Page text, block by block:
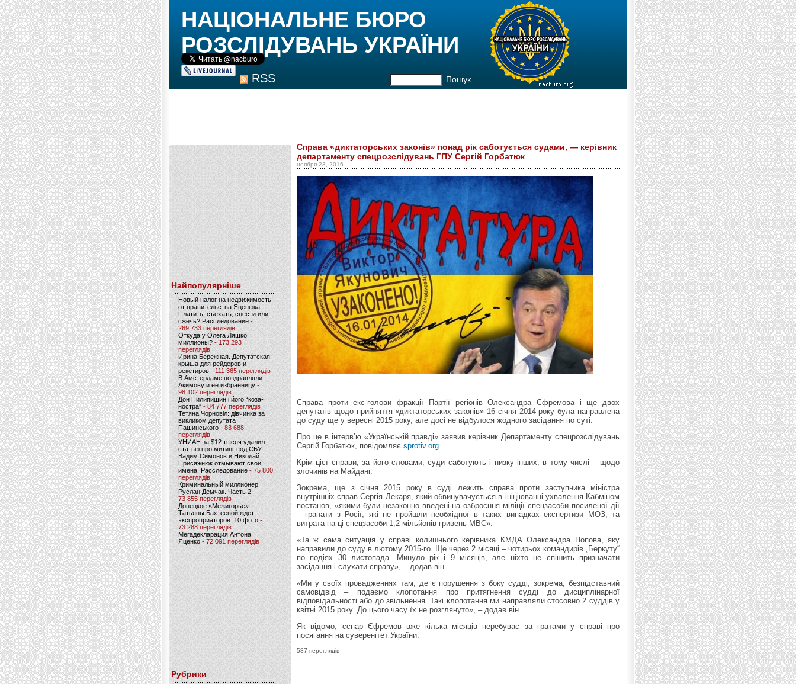
RSS Пошук
НАЦІОНАЛЬНЕ БЮРО
РОЗСЛІДУВАНЬ УКРАЇНИ
Найпопулярніше
Новый налог на недвижимость
от правительства Яценюка.
Платить, съехать, снести или
сжечь? Расследование-
269 733 переглядів
Откуда у Олега Ляшко
миллионы? - 173 293
переглядів
Ирина Бережная. Депутатская
крыша для рейдеров и
рекетиров - 111 365 переглядів
В Амстердаме поздравляли
Акимову и ее избранницу -
98 102 переглядів
Дон Пилипишин і його “коза-
ностра” - 84 777 переглядів
Тетяна Чорновіл: дівчинка за
викликом депутата
Пашинського- 83 688
переглядів
УНИАН за $12 тысяч удалил
статью про митинг под СБУ.
Вадим Симонов и Николай
Присяжнюк отмывают свои
имена. Расследование - 75 800
переглядів
Криминальный миллионер
Руслан Демчак. Часть 2-
73 855 переглядів
Донецкое «Межигорье»
Татьяны Бахтеевой ждет
экспроприаторов. 10 фото -
73 288 переглядів
Мегадекларация Антона
Яценко - 72 091 переглядів
Рубрики
Справа «диктаторських законів» понад рік саботується судами, — керівник
департаменту спецрозслідувань ГПУ Сергій Горбатюк
ноября 23, 2016
Справа проти екс-голови фракції Партії регіонів Олександра Єфремова і ще двох
депутатів щодо прийняття «диктаторських законів» 16 січня 2014 року була направлена
до суду ще у вересні 2015 року, але досі не відбулося жодного засідання по суті.
Про це в інтерв’ю «Українській правді» заявив керівник Департаменту спецрозслідувань
Сергій Горбатюк, повідомляє sprotiv.org.
Крім цієї справи, за його словами, суди саботують і низку інших, в тому числі – щодо
злочинів на Майдані.
Зокрема, ще з січня 2015 року в суді лежить справа проти заступника міністра
внутрішніх справ Сергія Лекаря, який обвинувачується в ініціюванні ухвалення Кабміном
постанов, «якими були незаконно введені на озброєння міліції спецзасоби посиленої дії
– гранати з Росії, які не пройшли необхідної в таких випадках експертизи МОЗ, та
витрата на ці спецзасоби 1,2 мільйонів гривень МВС».
«Та ж сама ситуація у справі колишнього керівника КМДА Олександра Попова, яку
направили до суду в лютому 2015-го. Ще через 2 місяці – чотирьох командирів „Беркуту“
по подіях 30 листопада. Минуло рік і 9 місяців, але ніхто не спішить призначати
засідання і слухати справу», – додав він.
«Ми у своїх провадженнях там, де є порушення з боку судді, зокрема, безпідставний
самовідвід – подаємо клопотання про притягнення судді до дисциплінарної
відповідальності або до звільнення. Такі клопотання ми направляли стосовно 2 суддів у
квітні 2015 року. До цього часу їх не розглянуто», – додав він.
Як відомо, сєпар Єфремов вже кілька місяців перебуває за гратами у справі про
посягання на суверенітет України.
587 переглядів